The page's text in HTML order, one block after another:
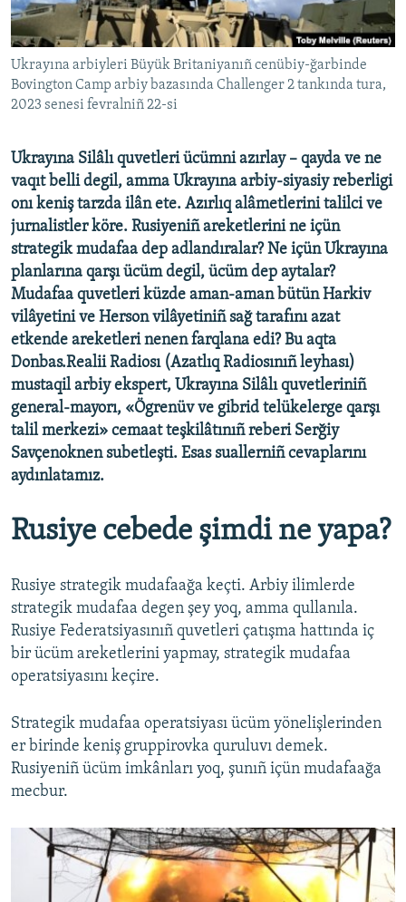
QOŞULIÑIZ!
RFE/RS bütün saytları
Ukrayına arbiyleri Büyük Britaniyanıñ cenübiy-ğarbinde
Bovington Camp arbiy bazasında Challenger 2 tankında tura,
2023 senesi fevralniñ 22-si
Ukrayına Silâlı quvetleri ücümni azırlay – qayda ve ne
vaqıt belli degil, amma Ukrayına arbiy-siyasiy reberligi
onı keniş tarzda ilân ete. Azırlıq alâmetlerini talilci ve
jurnalistler köre. Rusiyeniñ areketlerini ne içün
strategik mudafaa dep adlandıralar? Ne içün Ukrayına
planlarına qarşı ücüm degil, ücüm dep aytalar?
Mudafaa quvetleri küzde aman-aman bütün Harkiv
vilâyetini ve Herson vilâyetiniñ sağ tarafını azat
etkende areketleri nenen farqlana edi? Bu aqta
Donbas.Realii Radiosı (Azatlıq Radiosınıñ leyhası)
mustaqil arbiy ekspert, Ukrayına Silâlı quvetleriniñ
general-mayorı, «Ögrenüv ve gibrid telükelerge qarşı
talil merkezi» cemaat teşkilâtınıñ reberi Serğiy
Savçenoknen subetleşti. Esas suallerniñ cevaplarını
aydınlatamız.
Rusiye cebede şimdi ne yapa?
Rusiye strategik mudafaağa keçti. Arbiy ilimlerde
strategik mudafaa degen şey yoq, amma qullanıla.
Rusiye Federatsiyasınıñ quvetleri çatışma hattında iç
bir ücüm areketlerini yapmay, strategik mudafaa
operatsiyasını keçire.
Strategik mudafaa operatsiyası ücüm yönelişlerinden
er birinde keniş gruppirovka quruluvı demek.
Rusiyeniñ ücüm imkânları yoq, şunıñ içün mudafaağa
mecbur.